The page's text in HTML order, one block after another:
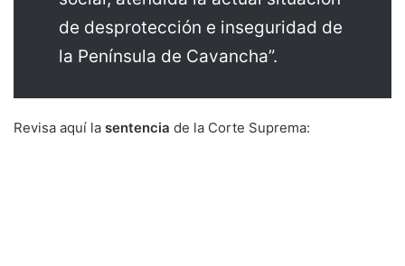
de desprotección e inseguridad de
la Península de Cavancha”.
Revisa aquí la sentencia de la Corte Suprema: